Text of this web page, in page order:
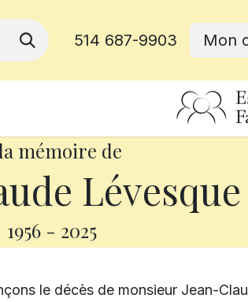
514 687-9903 Mon
mémoire de
Lévesque
1956 - 2025
le décès de monsieur Jean-